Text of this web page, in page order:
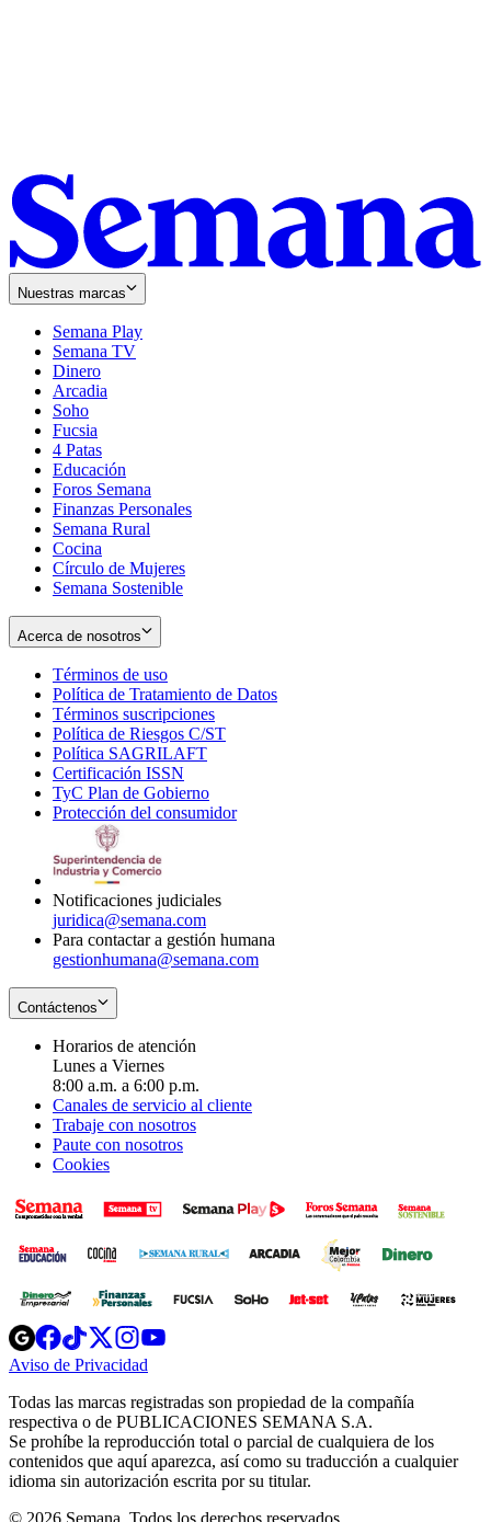
Nuestras marcas
Semana Play
Semana TV
Dinero
Arcadia
Soho
in
new
window
Fucsia
in
new
window
4 Patas
Educación
Foros Semana
Finanzas Personales
Semana Rural
Cocina
Círculo de Mujeres
Semana Sostenible
Acerca de nosotros
Términos de uso
in
new
window
Política de Tratamiento de Datos
Términos suscripciones
in
Política de Riesgos C/ST
Política SAGRILAFT
new
window
Certificación ISSN
in
new
TyC Plan de Gobierno
in
Protección del consumidorOpens
Notificaciones judiciales
juridica@semana.com
Para contactar a gestión humana
gestionhumana@semana.com
Contáctenos
Horarios de atención
Lunes a Viernes
8:00 a.m. a 6:00 p.m.
Canales de servicio al cliente
Trabaje con nosotros
Paute con nosotros
Cookies
Opens
in
new
Opens
in
new
Opens
in
new
window
Opens
new
windowwindow
Aviso de Privacidad
new
window
Todas las marcas registradas son propiedad de la compañía
respectiva o de PUBLICACIONES SEMANA S.A.
Se prohíbe la reproducción total o parcial de cualquiera de los
contenidos que aquí aparezca, así como su traducción a cualquier
idioma sin autorización escrita por su titular.